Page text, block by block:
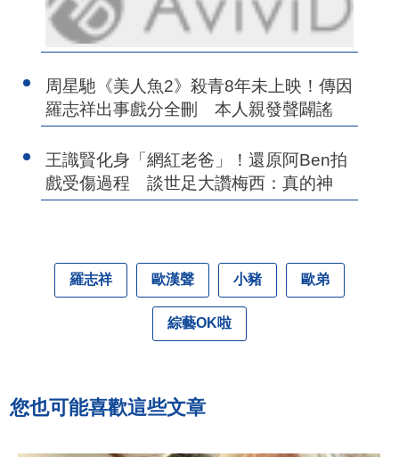
周星馳《美人魚2》殺青8年未上映！傳因
羅志祥出事戲分全刪 本人親發聲闢謠
王識賢化身「網紅老爸」！還原阿Ben拍
戲受傷過程 談世足大讚梅西：真的神
羅志祥 歐漢聲 小豬 歐弟
綜藝OK啦
您也可能喜歡這些文章